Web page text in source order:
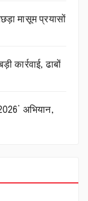
मासूम प्रयासों
कार्रवाई, ढाबों
अभियान,